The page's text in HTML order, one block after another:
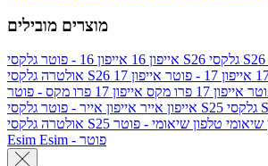
מוצרים מובילים
אייפון 16 אייפון 16 - פוטר גלקסי S26
אולטרה
אייפון 17 - פוטר
אייפון 17
אייפון 17 פרו מקס
אייפון 17 פרו מקס - פוטר
אייפון אייר אייפון אייר - פוטר גלקסי S25
אולטרה
שיאומי טלפון שיאומי - פוטר
Esim
Esim - פוטר